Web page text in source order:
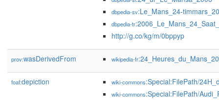
dbpedia-sv:Le_Mans_24-
dbpedia-tr
http://g.co/kg/m/0bppyp
prov:wasDerivedFrom wikipedia-fr
foaf:depiction wiki-commons:Special:FilePath/
wiki-commons:Special:FilePath/